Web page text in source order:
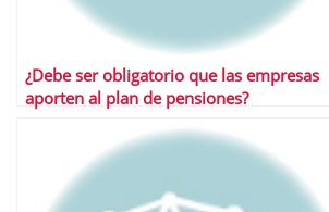
¿Debe ser obligatorio que las empresas
aporten al plan de pensiones?